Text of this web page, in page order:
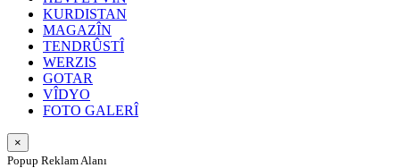
KURDISTAN
MAGAZÎN
TENDRÛSTÎ
WERZIS
GOTAR
VÎDYO
FOTO GALERÎ
×
Popup Reklam Alanı